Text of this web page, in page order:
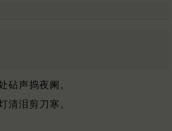
砧声捣夜阑。
清泪剪刀寒。